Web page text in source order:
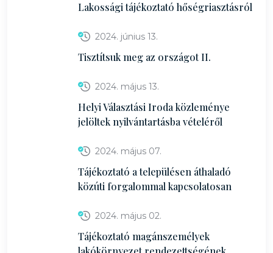
Lakossági tájékoztató hőségriasztásról
2024. június 13.
Tisztítsuk meg az országot II.
2024. május 13.
Helyi Választási Iroda közleménye
jelöltek nyilvántartásba vételéről
2024. május 07.
Tájékoztató a településen áthaladó
közúti forgalommal kapcsolatosan
2024. május 02.
Tájékoztató magánszemélyek